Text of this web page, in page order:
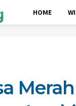
HOME